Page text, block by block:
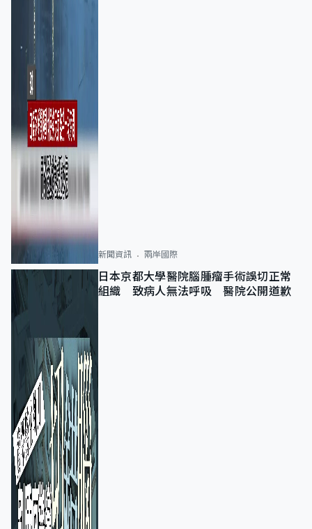
新聞資訊 兩岸國際
日本京都大學醫院腦腫瘤手術誤切正常
組織 致病人無法呼吸 醫院公開道歉